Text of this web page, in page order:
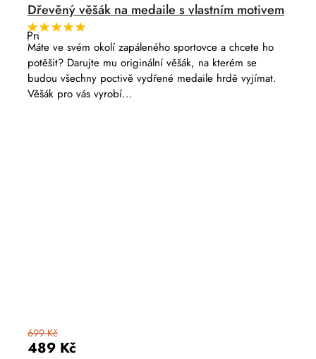
Dřevěný věšák na medaile s vlastním motivem
Průměrné
hodnocení
produktu
je
5,0
z
5
hvězdiček.
489 Kč
699 Kč
Máte ve svém okolí zapáleného sportovce a chcete ho
potěšit? Darujte mu originální věšák, na kterém se
budou všechny poctivě vydřené medaile hrdě vyjímat.
Věšák pro vás vyrobí...